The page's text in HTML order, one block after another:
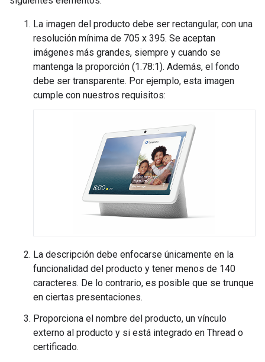
La imagen del producto debe ser rectangular, con una
resolución mínima de 705 x 395. Se aceptan
imágenes más grandes, siempre y cuando se
mantenga la proporción (1.78:1). Además, el fondo
debe ser transparente. Por ejemplo, esta imagen
cumple con nuestros requisitos:
La descripción debe enfocarse únicamente en la
funcionalidad del producto y tener menos de 140
caracteres. De lo contrario, es posible que se trunque
en ciertas presentaciones.
Proporciona el nombre del producto, un vínculo
externo al producto y si está integrado en Thread o
certificado.